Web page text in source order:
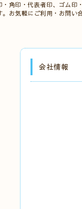
角印・代表者印、ゴム印
お気軽にご利用・お問い
会社情報